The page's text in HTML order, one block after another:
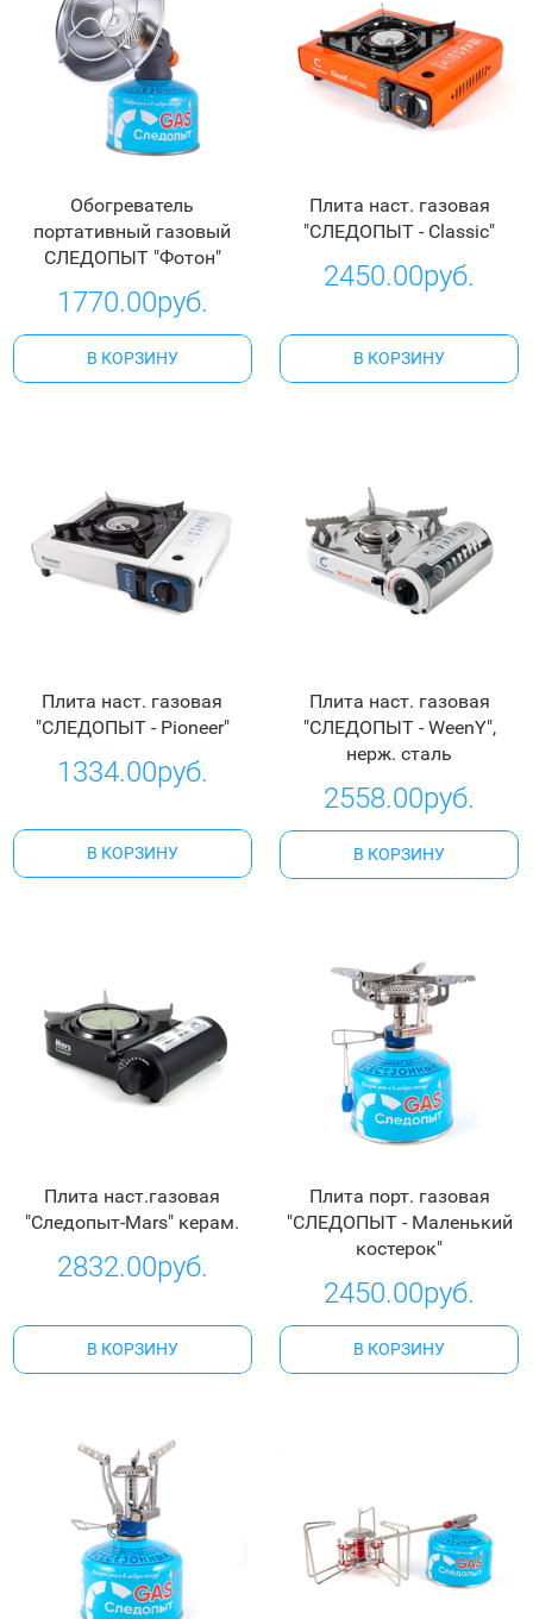
Обогреватель
портативный газовый
СЛЕДОПЫТ "Фотон"
1770.00руб.
В КОРЗИНУ
Плита наст. газовая
"СЛЕДОПЫТ - Classic"
2450.00руб.
В КОРЗИНУ
Плита наст. газовая
"СЛЕДОПЫТ - Pioneer"
1334.00руб.
В КОРЗИНУ
Плита наст. газовая
"СЛЕДОПЫТ - WeenY",
нерж. сталь
2558.00руб.
В КОРЗИНУ
Плита наст.газовая
"Следопыт-Mars" керам.
2832.00руб.
В КОРЗИНУ
Плита порт. газовая
"СЛЕДОПЫТ - Маленький
костерок"
2450.00руб.
В КОРЗИНУ